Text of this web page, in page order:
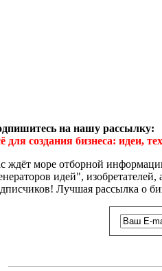
на нашу рассылку:
для создания бизнеса: идеи,
ждёт море отборной
идей",
Лучшая рассылка о